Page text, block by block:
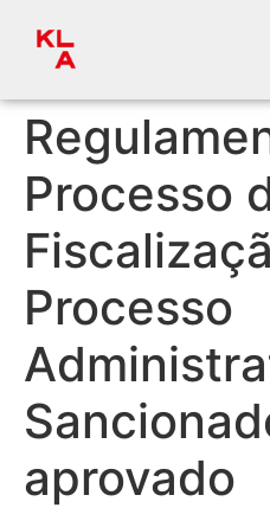
Processo
Processo
aprovado